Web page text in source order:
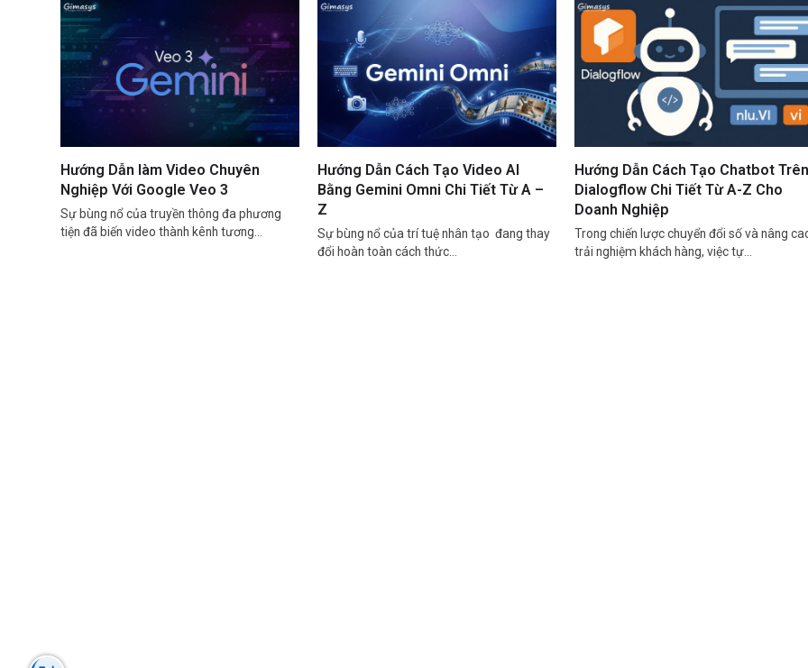
Hướng Dẫn làm Video Chuyên
Nghiệp Với Google Veo 3
Sự bùng nổ của truyền thông đa phương
tiện đã biến video thành kênh tương…
Hướng Dẫn Cách Tạo Video AI
Bằng Gemini Omni Chi Tiết Từ A –
Z
Sự bùng nổ của trí tuệ nhân tạo đang thay
đổi hoàn toàn cách thức…
Hướng Dẫn Cách Tạo Chatbot Trên
Dialogflow Chi Tiết Từ A-Z Cho
Doanh Nghiệp
Trong chiến lược chuyển đổi số và nâng
trải nghiệm khách hàng, việc tự…